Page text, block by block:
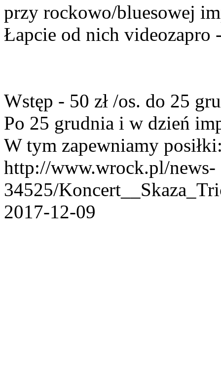
przy rockowo/bluesowej
Łapcie od nich
Wstęp - 50 zł /os. do 25
Po 25 grudnia i w dzień
W tym zapewniamy
http://www.wrock.pl/news-
34525/
2017-12-09